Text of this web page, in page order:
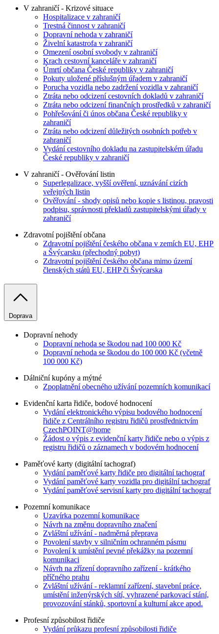
V zahraničí - Krizové situace
Hospitalizace v zahraničí
Trestná činnost v zahraničí
Dopravní nehoda v zahraničí
Živelní katastrofa v zahraničí
Omezení osobní svobody v zahraničí
Krach cestovní kanceláře v zahraničí
Úmrtí občana České republiky v zahraničí
Pokuty uložené příslušným úřadem v zahraničí
Porucha vozidla nebo zadržení vozidla v zahraničí
Ztráta nebo odcizení cestovních dokladů v zahraničí
Ztráta nebo odcizení finančních prostředků v zahraničí
Pohřešování či únos občana České republiky v
zahraničí
Ztráta nebo odcizení důležitých osobních potřeb v
zahraničí
Vydání cestovního dokladu na zastupitelském úřadu
České republiky v zahraničí
V zahraničí - Ověřování listin
Superlegalizace, vyšší ověření, uznávání cizích
veřejných listin
Ověřování - shody opisů nebo kopie s listinou, pravosti
podpisu, správnosti překladů zastupitelskými úřady v
zahraničí
Zdravotní pojištění občana
Zdravotní pojištění českého občana v zemích EU, EHP
a Švýcarsku (přechodný pobyt)
Zdravotní pojištění českého občana mimo území
členských států EU, EHP či Švýcarska
Doprava
Dopravní nehody
Dopravní nehoda se škodou nad 100 000 Kč
Dopravní nehoda se škodou do 100 000 Kč (včetně
100 000 Kč)
Dálniční kupóny a mýtné
Zpoplatnění obecného užívání pozemních komunikací
Evidenční karta řidiče, bodové hodnocení
Vydání elektronického výpisu bodového hodnocení
řidiče z Centrálního registru řidičů prostřednictvím
CzechPOINT@home
Žádost o výpis z evidenční karty řidiče nebo o výpis z
registru řidičů o záznamech v bodovém hodnocení
Paměťové karty (digitální tachograf)
Vydání paměťové karty řidiče pro digitální tachograf
Vydání paměťové karty vozidla pro digitální tachograf
Vydání paměťové servisní karty pro digitální tachograf
Pozemní komunikace
Uzavírka pozemní komunikace
Návrh na změnu dopravního značení
Zvláštní užívání - nadměrná přeprava
Povolení stavby v silničním ochranném pásmu
Povolení k umístění pevné překážky na pozemní
komunikaci
Návrh na zřízení dopravního zařízení - krátkého
příčného prahu
Zvláštní užívání - reklamní zařízení, stavební práce,
umístění inženýrských sítí, vyhrazené parkovací stání,
provozování stánků, sportovní a kulturní akce apod.
Profesní způsobilost řidiče
Vydání průkazu profesní způsobilosti řidiče